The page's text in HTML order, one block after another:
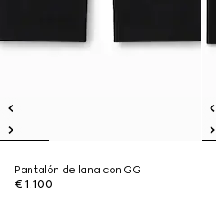
Pantalón de lana con GG
€ 1.100